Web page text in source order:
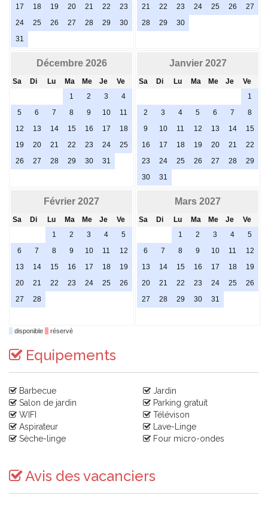
17
18 19 20 21 22
23
24
25 26 27 28 29
30
31
21
22 23 24 25 26
27
28
29 30
Décembre 2026
Sa Di Lu Ma Me Je
Ve
1
2 3
4
5
6 7 8 9 10
11
12
13 14 15 16 17
18
19
20 21 22 23 24
25
26
27 28 29 30 31
Janvier 2027
Sa Di Lu Ma Me Je
Ve
1
2
3 4 5 6 7
8
9
10 11 12 13 14
15
16
17 18 19 20 21
22
23
24 25 26 27 28
29
30
31
Février 2027
Sa Di Lu Ma Me Je
Ve
1
2 3 4
5
6
7 8 9 10 11
12
13
14 15 16 17 18
19
20
21 22 23 24 25
26
27
28
Mars 2027
Sa Di Lu Ma Me Je
Ve
1
2 3 4
5
6
7 8 9 10 11
12
13
14 15 16 17 18
19
20
21 22 23 24 25
26
27
28 29 30 31
disponible réservé
Equipements
Barbecue
Jardin
Salon de jardin
Parking gratuit
WIFI
Télévison
Aspirateur
Lave-Linge
Sèche-linge
Four micro-ondes
Avis des vacanciers